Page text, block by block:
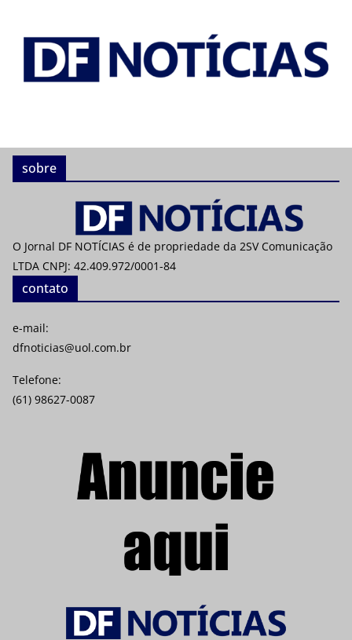
sobre
O Jornal DF NOTÍCIAS é de propriedade da 2SV Comunicação
LTDA CNPJ: 42.409.972/0001-84
contato
e-mail:
dfnoticias@uol.com.br
Telefone:
(61) 98627-0087